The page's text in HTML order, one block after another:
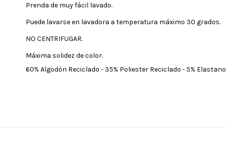
Prenda de muy fácil lavado.
Puede lavarse en lavadora a temperatura máximo 30 grados.
NO CENTRIFUGAR.
Máxima solidez de color.
60% Algodón Reciclado - 35% Poliester Reciclado - 5% Elastano